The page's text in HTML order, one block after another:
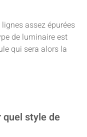
assez épurées
de luminaire est
qui sera alors la
quel style de